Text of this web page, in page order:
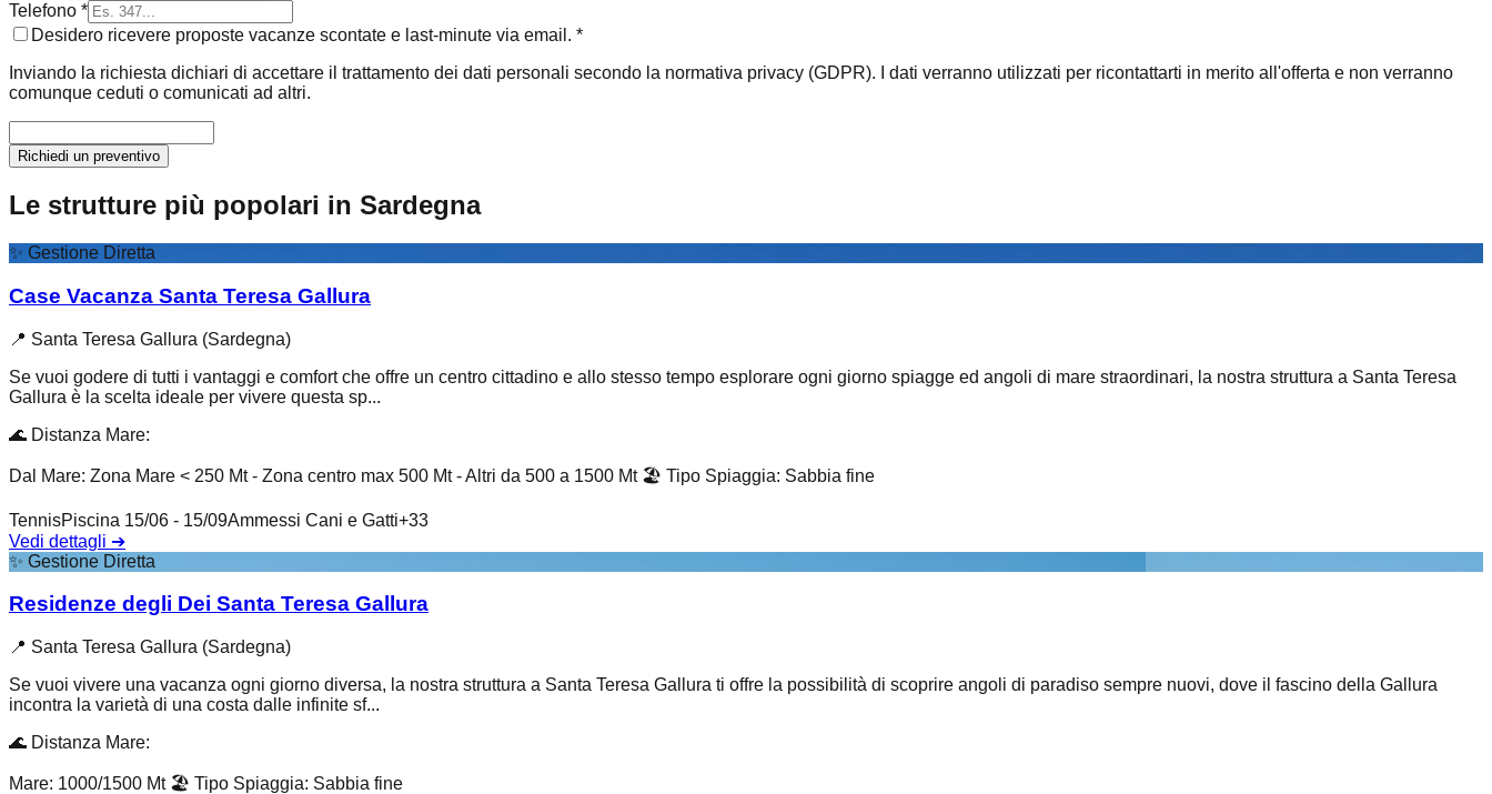
Telefono *
Desidero ricevere proposte vacanze scontate e last-minute via email. *
Inviando la richiesta dichiari di accettare il trattamento dei dati personali secondo la normativa privacy (GDPR). I dati verranno utilizzati per ricontattarti in merito all'offerta e non verranno
comunque ceduti o comunicati ad altri.
Richiedi un preventivo
Le strutture più popolari in Sardegna
✨ Gestione Diretta
Case Vacanza Santa Teresa Gallura
📍 Santa Teresa Gallura (Sardegna)
Se vuoi godere di tutti i vantaggi e comfort che offre un centro cittadino e allo stesso tempo esplorare ogni giorno spiagge ed angoli di mare straordinari, la nostra struttura a Santa Teresa
Gallura è la scelta ideale per vivere questa sp...
🌊 Distanza Mare:
Dal Mare: Zona Mare < 250 Mt - Zona centro max 500 Mt - Altri da 500 a 1500 Mt 🏖️ Tipo Spiaggia: Sabbia fine
TennisPiscina 15/06 - 15/09Ammessi Cani e Gatti+33
Vedi dettagli ➔
✨ Gestione Diretta
Residenze degli Dei Santa Teresa Gallura
📍 Santa Teresa Gallura (Sardegna)
Se vuoi vivere una vacanza ogni giorno diversa, la nostra struttura a Santa Teresa Gallura ti offre la possibilità di scoprire angoli di paradiso sempre nuovi, dove il fascino della Gallura
incontra la varietà di una costa dalle infinite sf...
🌊 Distanza Mare:
Mare: 1000/1500 Mt 🏖️ Tipo Spiaggia: Sabbia fine